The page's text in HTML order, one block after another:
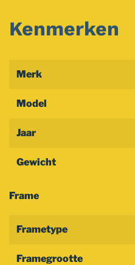
Kenmerken
Merk
Model
Jaar
Gewicht
Frame
Frametype
Framegrootte